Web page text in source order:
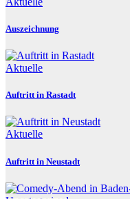
Auszeichnung
Aktuelle
Auftritt in Rastadt
Aktuelle
Auftritt in Neustadt